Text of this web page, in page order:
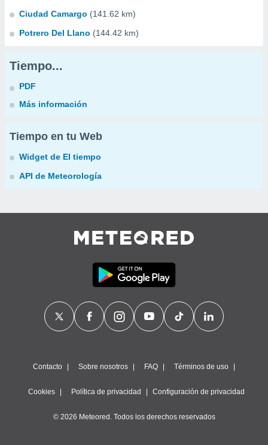
Ciudad Camargo (141.62 km)
Potrero Del Llano (144.42 km)
Tiempo...
PDF
Más información
Tiempo en tu Web
Widget de El tiempo
API de Meteorología
Contacto Sobre nosotros FAQ Términos de uso
Cookies Política de privacidad Configuración de privacidad
© 2026 Meteored. Todos los derechos reservados